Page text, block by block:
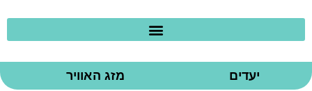
יעדים מזג האוויר